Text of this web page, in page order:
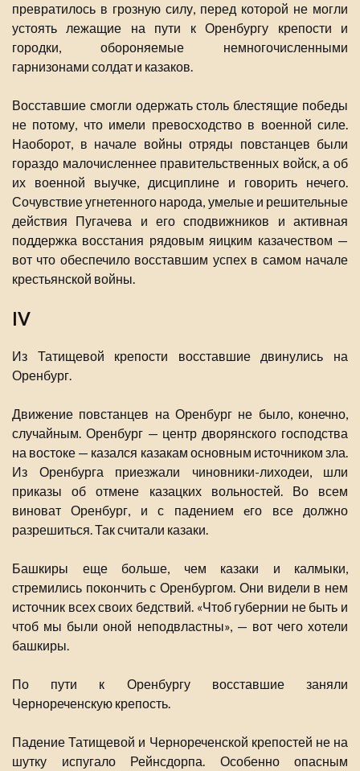
превратилось в грозную силу, перед которой не могли
устоять лежащие на пути к Оренбургу крепости и
городки, обороняемые немногочисленными
гарнизонами солдат и казаков.
Восставшие смогли одержать столь блестящие победы
не потому, что имели превосходство в военной силе.
Наоборот, в начале войны отряды повстанцев были
гораздо малочисленнее правительственных войск, а об
их военной выучке, дисциплине и говорить нечего.
Сочувствие угнетенного народа, умелые и решительные
действия Пугачева и его сподвижников и активная
поддержка восстания рядовым яицким казачеством —
вот что обеспечило восставшим успех в самом начале
крестьянской войны.
IV
Из Татищевой крепости восставшие двинулись на
Оренбург.
Движение повстанцев на Оренбург не было, конечно,
случайным. Оренбург — центр дворянского господства
на востоке — казался казакам основным источником зла.
Из Оренбурга приезжали чиновники-лиходеи, шли
приказы об отмене казацких вольностей. Во всем
виноват Оренбург, и с падением eго все должно
разрешиться. Так считали казаки.
Башкиры еще больше, чем казаки и калмыки,
стремились покончить с Оренбургом. Они видели в нем
источник всех своих бедствий. «Чтоб губернии не быть и
чтоб мы были оной неподвластны», — вот чего хотели
башкиры.
По пути к Оренбургу восставшие заняли
Чернореченскую крепость.
Падение Татищевой и Чернореченской крепостей не на
шутку испугало Рейнсдорпа. Особенно опасным